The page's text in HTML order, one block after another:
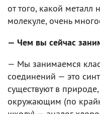
от того, какой металл
молекуле, очень
— Чем вы сейчас
— Мы занимаемся
соединений — это
существуют в
окружающим (по